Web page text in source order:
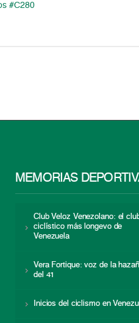
#C280
MEMORIAS
Club Veloz Venezolano: el
ciclístico más longevo de
Venezuela
Vera Fortique: voz de la
del 41
Inicios del ciclismo en